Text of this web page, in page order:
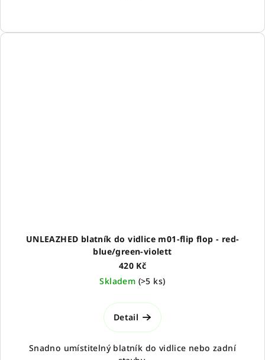
UNLEAZHED blatník do vidlice m01-flip flop - red-
blue/green-violett
420 Kč
Skladem (>5 ks)
Detail
Snadno umístitelný blatník do vidlice nebo zadní